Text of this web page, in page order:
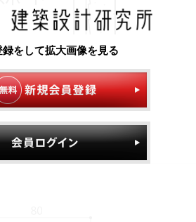
録をして拡大画像を見る